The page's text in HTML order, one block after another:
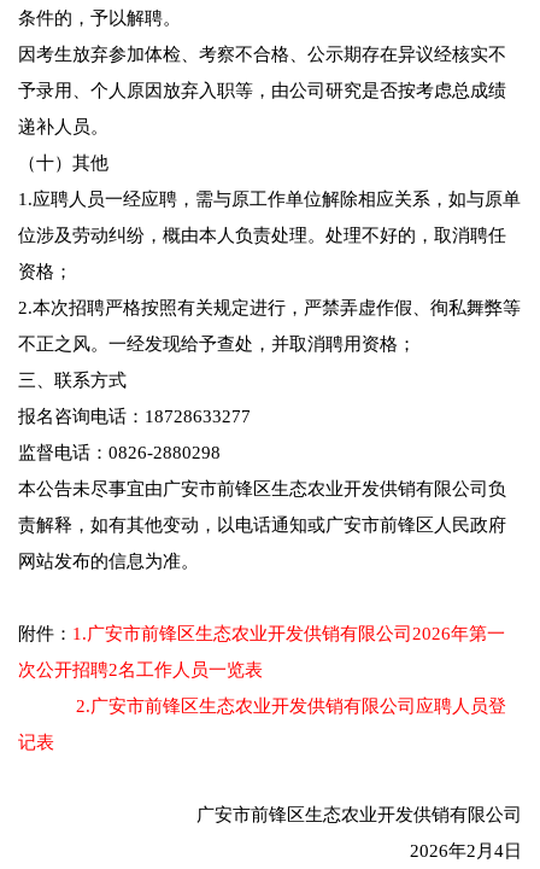
条件的，予以解聘。
因考生放弃参加体检、考察不合格、公示期存在异议经核实不
予录用、个人原因放弃入职等，由公司研究是否按考虑总成绩
递补人员。
（十）其他
1.应聘人员一经应聘，需与原工作单位解除相应关系，如与原单
位涉及劳动纠纷，概由本人负责处理。处理不好的，取消聘任
资格；
2.本次招聘严格按照有关规定进行，严禁弄虚作假、徇私舞弊等
不正之风。一经发现给予查处，并取消聘用资格；
三、联系方式
报名咨询电话：18728633277
监督电话：0826-2880298
本公告未尽事宜由广安市前锋区生态农业开发供销有限公司负
责解释，如有其他变动，以电话通知或广安市前锋区人民政府
网站发布的信息为准。
附件： 1.广安市前锋区生态农业开发供销有限公司2026年第一
次公开招聘2名工作人员一览表
2.广安市前锋区生态农业开发供销有限公司应聘人员登
记表
广安市前锋区生态农业开发供销有限公司
2026年2月4日